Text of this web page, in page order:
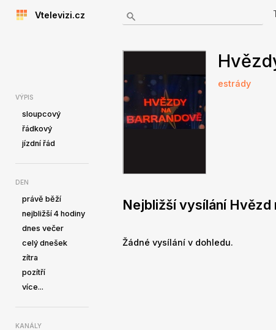
Vtelevizi.cz
VÝPIS
sloupcový
řádkový
jízdní řád
DEN
právě běží
nejbližší 4 hodiny
dnes večer
celý dnešek
zítra
pozítří
více...
KANÁLY
estrády
Nejbližší vysílání Hvězd
Žádné vysílání v dohledu.